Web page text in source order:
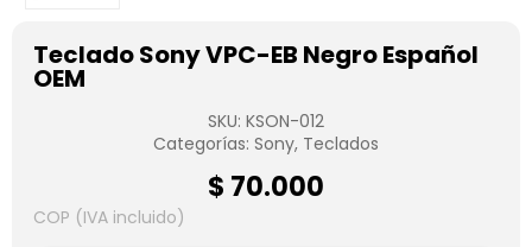
Teclado Sony VPC-EB Negro Español
OEM
SKU: KSON-012
Categorías: Sony, Teclados
$ 70.000
COP (IVA incluido)